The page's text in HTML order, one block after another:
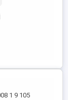
Încălzire:
cadastru
1 9 105